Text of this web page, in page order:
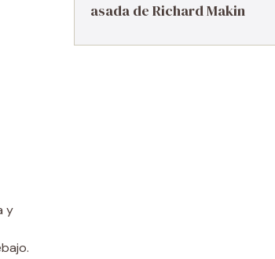
y
asada de Richard Makin